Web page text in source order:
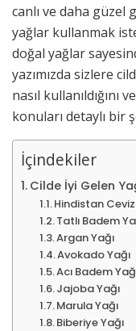
canlı ve daha güzel
yağlar kullanmak
doğal yağlar
yazımızda sizlere
nasıl
konuları detaylı bir
İçindekiler
Cilde İyi Gelen
Hindistan
Tatlı Badem
Argan Yağı
Avokado Yağı
Acı Badem
Jajoba Yağı
Marula Yağı
Biberiye Yağı